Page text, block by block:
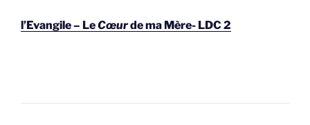
l’Evangile – LeCœurde ma Mère- LDC 2